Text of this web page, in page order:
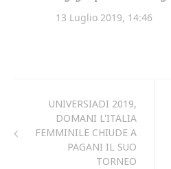
UNIVERSIADI 2019,
DOMANI L'ITALIA
FEMMINILE CHIUDE A
PAGANI IL SUO
TORNEO